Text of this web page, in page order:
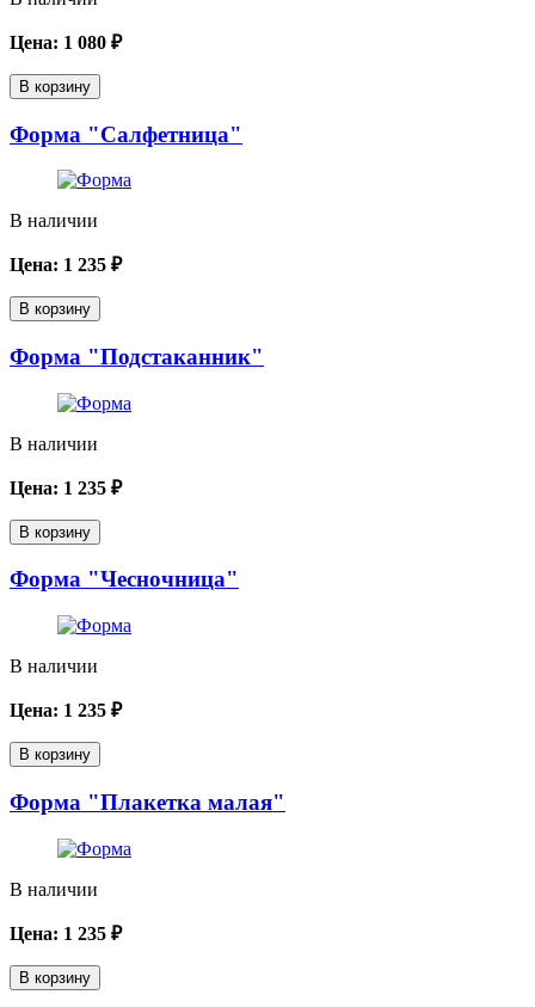
Цена: 1 080 ₽
В корзину
Форма "Салфетница"
В наличии
Цена: 1 235 ₽
В корзину
Форма "Подстаканник"
В наличии
Цена: 1 235 ₽
В корзину
Форма "Чесночница"
В наличии
Цена: 1 235 ₽
В корзину
Форма "Плакетка малая"
В наличии
Цена: 1 235 ₽
В корзину